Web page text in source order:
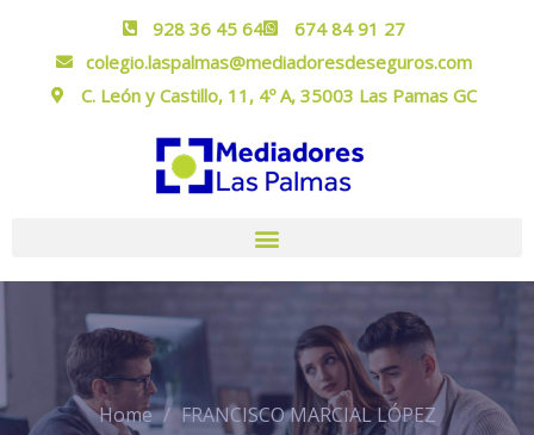
928 36 45 64
674 84 91 27
colegio.laspalmas@mediadoresdeseguros.com
C. León y Castillo, 11, 4º A, 35003 Las Pamas GC
Home FRANCISCO MARCIAL LÓPEZ